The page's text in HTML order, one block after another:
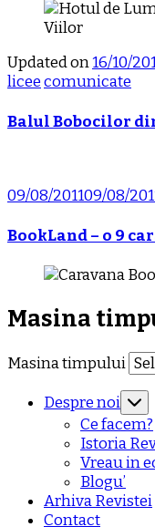
Updated on16/10/
liceecomunicate
Balul Bobocilor
09/08/201109/08/
BookLand – o 9
Masina
Masina timpului
Despre noi
Ce facem?
Istoria
Vreau in
Blogu’
Arhiva Revistei
Contact